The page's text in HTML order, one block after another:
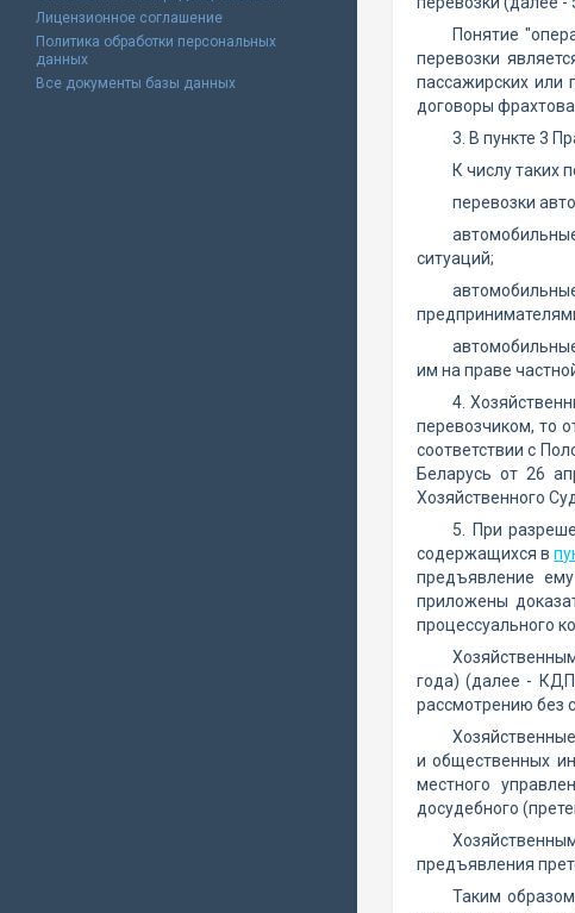
Лицензионное соглашение
Политика обработки персональных
данных
Все документы базы данных
Понятие
перевозки
пассажирских или
договоры
3. В пункте 3
К числу таких
перевозки
ситуаций;
им на праве
4.
перевозчиком, то
соответствии с
Беларусь от 26
Хозяйственного
5. При
содержащихся в
предъявление
приложены
процессуального
года) (далее -
рассмотрению без
и общественных
местного
досудебного
предъявления
Таким